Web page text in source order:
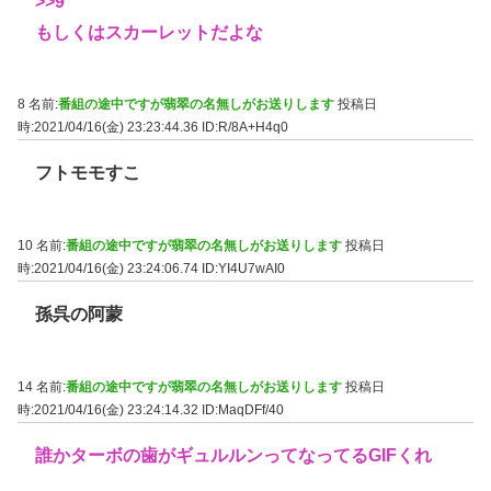
もしくはスカーレットだよな
8 名前:番組の途中ですが翡翠の名無しがお送りします 投稿日
時:2021/04/16(金) 23:23:44.36
ID:R/8A+H4q0
フトモモすこ
10 名前:番組の途中ですが翡翠の名無しがお送りします 投稿日
時:2021/04/16(金) 23:24:06.74 ID:YI4U7wAI0
孫呉の阿蒙
14 名前:番組の途中ですが翡翠の名無しがお送りします 投稿日
時:2021/04/16(金) 23:24:14.32 ID:MaqDFf/40
誰かターボの歯がギュルルンってなってるGIFくれ